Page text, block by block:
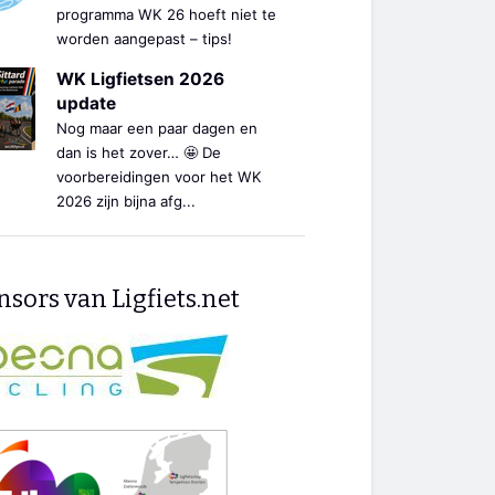
programma WK 26 hoeft niet te
worden aangepast – tips!
WK Ligfietsen 2026
update
Nog maar een paar dagen en
dan is het zover… 🤩 De
voorbereidingen voor het WK
2026 zijn bijna afg...
van Ligfiets.net